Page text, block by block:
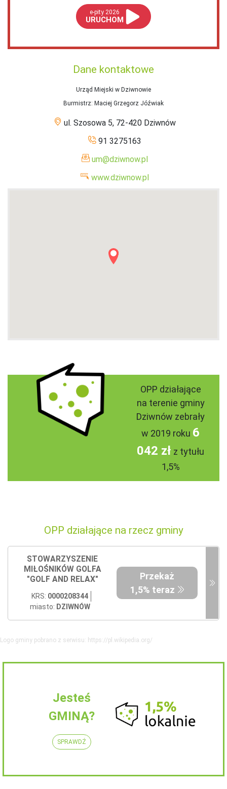
e-pity 2026
URUCHOM
Dane kontaktowe
Urząd Miejski w Dziwnowie
Burmistrz: Maciej Grzegorz Jóźwiak
ul. Szosowa 5, 72-420 Dziwnów
91 3275163
um@dziwnow.pl
www.dziwnow.pl
OPP działające
na terenie gminy
Dziwnów zebrały
w 2019 roku 6
042 zł z tytułu
1,5%
OPP działające na rzecz gminy
STOWARZYSZENIE
MIŁOŚNIKÓW GOLFA
"GOLF AND RELAX"
KRS: 0000208344
miasto: DZIWNÓW
Przekaż
1,5% teraz
Logo gminy pobrano z serwisu: https://pl.wikipedia.org/
Jesteś
GMINĄ?
SPRAWDŹ